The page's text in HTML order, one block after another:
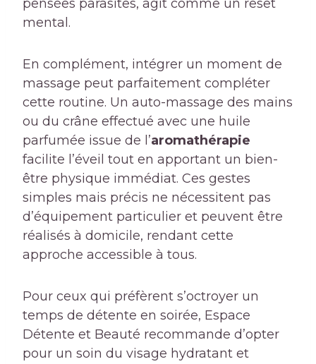
pensées parasites, agit comme un reset
mental.
En complément, intégrer un moment de
massage peut parfaitement compléter
cette routine. Un auto-massage des mains
ou du crâne effectué avec une huile
parfumée issue de l’aromathérapie
facilite l’éveil tout en apportant un bien-
être physique immédiat. Ces gestes
simples mais précis ne nécessitent pas
d’équipement particulier et peuvent être
réalisés à domicile, rendant cette
approche accessible à tous.
Pour ceux qui préfèrent s’octroyer un
temps de détente en soirée, Espace
Détente et Beauté recommande d’opter
pour un soin du visage hydratant et